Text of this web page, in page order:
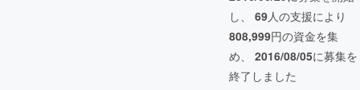
し、 69人の支援により
808,999円の資金を集
め、 2016/08/05に募集を
終了しました